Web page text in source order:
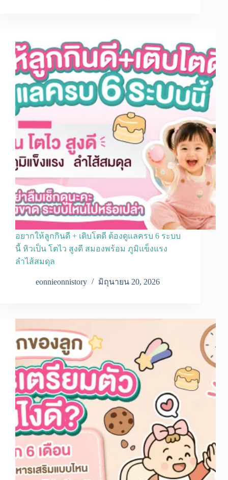
อยากให้ลูกกินดี + เติบโตดี ต้องดูแลครบ 6 ระบบ
นี้ หิวเป็น โตไว สูงดี สมองพร้อม ภูมิแข็งแรง
ลำไส้สมดุล
eonnieonnistory มิถุนายน 20, 2026